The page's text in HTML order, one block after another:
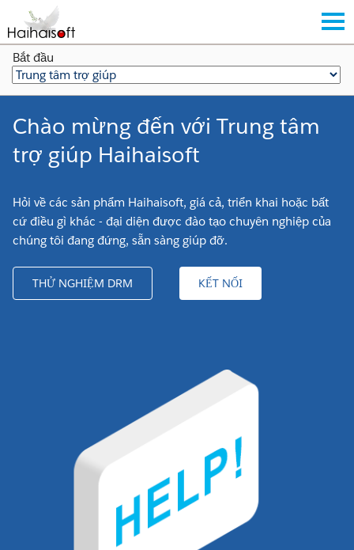
Bắt đầu
Chào mừng đến với Trung tâm
trợ giúp Haihaisoft
Hỏi về các sản phẩm Haihaisoft, giá cả, triển khai hoặc bất
cứ điều gì khác - đại diện được đào tạo chuyên nghiệp của
chúng tôi đang đứng, sẵn sàng giúp đỡ.
THỬ NGHIỆM DRM KẾT NỐI